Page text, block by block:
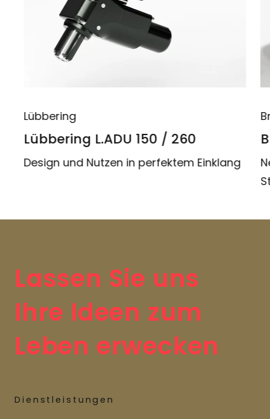
Lübbering
Lübbering L.ADU 150 / 260
Design und Nutzen in perfektem Einklang
Lassen Sie uns
Ihre Ideen zum
Leben erwecken
Dienstleistungen